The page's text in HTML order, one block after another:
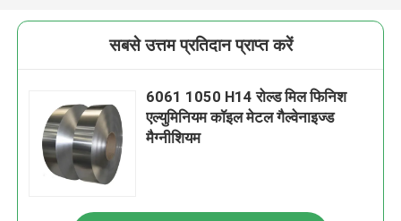
सबसे उत्तम प्रतिदान प्राप्त करें
6061 1050 H14 रोल्ड मिल फिनिश
एल्युमिनियम कॉइल मेटल गैल्वेनाइज्ड
मैग्नीशियम